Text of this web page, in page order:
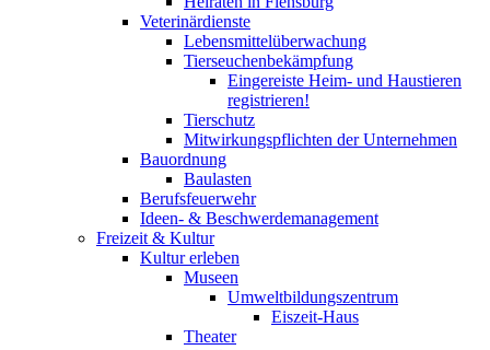
Veterinärdienste
Lebensmittelüberwachung
Tierseuchenbekämpfung
Eingereiste Heim- und Haustieren
registrieren!
Tierschutz
Mitwirkungspflichten der Unternehmen
Bauordnung
Baulasten
Berufsfeuerwehr
Ideen- & Beschwerdemanagement
Freizeit & Kultur
Kultur erleben
Museen
Umweltbildungszentrum
Eiszeit-Haus
Theater